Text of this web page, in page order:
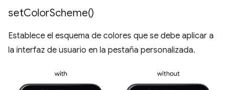
setColorScheme()
Establece el esquema de colores que se debe aplicar a
la interfaz de usuario en la pestaña personalizada.